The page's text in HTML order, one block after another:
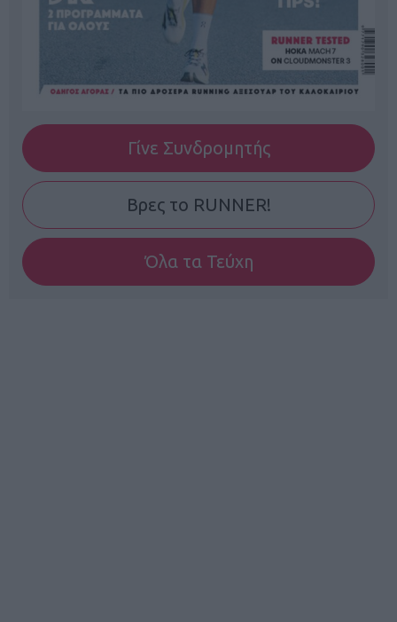
Γίνε Συνδρομητής
Βρες το RUNNER!
Όλα τα Τεύχη